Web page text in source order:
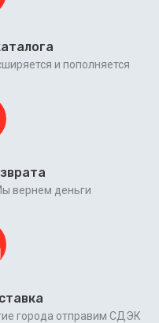
и пополняется
вернем деньги
города отправим СДЭК